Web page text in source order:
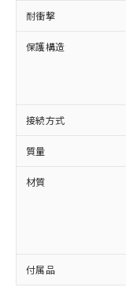
耐衝撃
保護構造
接続方式
質量
材質
付属品
タに
覧さ
準価
了承
正式
様の
ムロ
ご相
オム
在庫
事前
示し
マイ
ビス
メン
鉛(Pb)
ミウム(Cd)
六価クロム
類(PBB)
(PBDE)
ル) (DEHP)(
ルベンジル（
（DBP）
(DIBP)
但し、RoHS指
フタル酸エス
部品在庫
月が前後
*中国RoHS10
Pb(鉛)
ム) : 100ppm、
Cr(Ⅵ)(六価ク
ニル類) :
DBP(フタル
イソブチル) :
ル) : 1000ppm、
※2 環境
「ｅ」：
準値以下
「10」：
質が外部
及ぼさな
また
国政
可)
当社
全に
いよ
当社
ル、
武器
使用
当社
場合
該第
販売
法に
り引